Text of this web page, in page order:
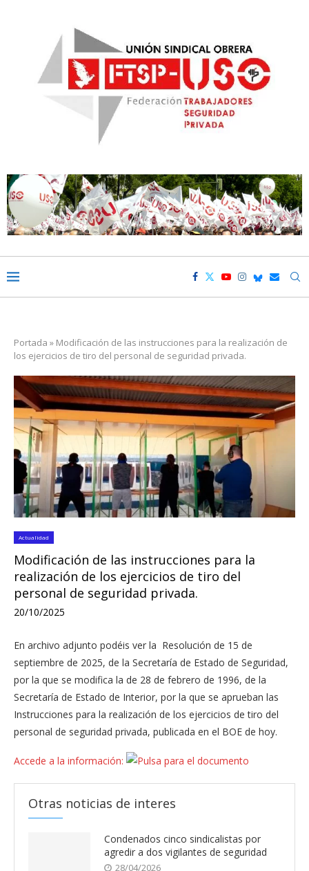
Portada » Modificación de las instrucciones para la realización de
los ejercicios de tiro del personal de seguridad privada.
Actualidad
Modificación de las instrucciones para la
realización de los ejercicios de tiro del
personal de seguridad privada.
20/10/2025
En archivo adjunto podéis ver la Resolución de 15 de
septiembre de 2025, de la Secretaría de Estado de Seguridad,
por la que se modifica la de 28 de febrero de 1996, de la
Secretaría de Estado de Interior, por la que se aprueban las
Instrucciones para la realización de los ejercicios de tiro del
personal de seguridad privada, publicada en el BOE de hoy.
Accede a la información:
Otras noticias de interes
Condenados cinco sindicalistas por
agredir a dos vigilantes de seguridad
28/04/2026